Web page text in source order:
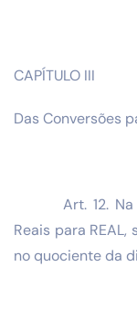
CAPÍTULO III
Das Conversões
Art. 12. Na
Reais para
no quociente da